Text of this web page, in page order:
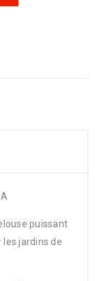
puissant
jardins de